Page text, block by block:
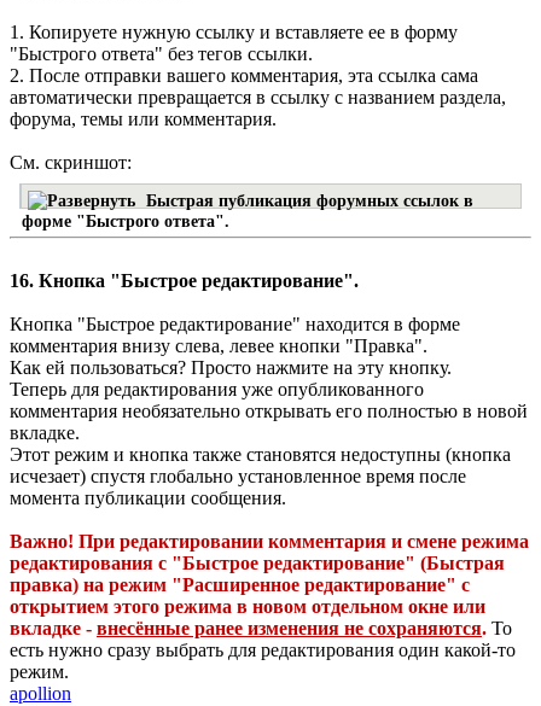
1. Копируете нужную ссылку и вставляете ее в форму
"Быстрого ответа" без тегов ссылки.
2. После отправки вашего комментария, эта ссылка сама
автоматически превращается в ссылку с названием раздела,
форума, темы или комментария.
См. скриншот:
Быстрая публикация форумных ссылок в
форме "Быстрого ответа".
16. Кнопка "Быстрое редактирование".
Кнопка "Быстрое редактирование" находится в форме
комментария внизу слева, левее кнопки "Правка".
Как ей пользоваться? Просто нажмите на эту кнопку.
Теперь для редактирования уже опубликованного
комментария необязательно открывать его полностью в новой
вкладке.
Этот режим и кнопка также становятся недоступны (кнопка
исчезает) спустя глобально установленное время после
момента публикации сообщения.
Важно! При редактировании комментария и смене режима
редактирования с "Быстрое редактирование" (Быстрая
правка) на режим "Расширенное редактирование" с
открытием этого режима в новом отдельном окне или
вкладке - внесённые ранее изменения не сохраняются. То
есть нужно сразу выбрать для редактирования один какой-то
режим.
apollion